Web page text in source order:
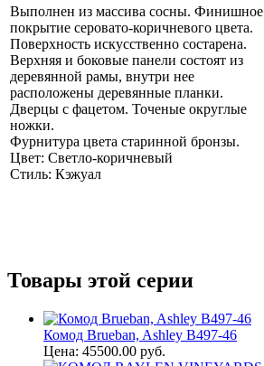
Выполнен из массива сосны. Финишное
покрытие серовато-коричневого цвета.
Поверхность искусственно состарена.
Верхняя и боковые панели состоят из
деревянной рамы, внутри нее
расположены деревянные планки.
Дверцы с фацетом. Точеные округлые
ножки.
Фурнитура цвета старинной бронзы.
Цвет: Светло-коричневый
Стиль: Кэжуал
Товары этой серии
Комод Brueban, Ashley B497-46
Цена: 45500.00 руб.